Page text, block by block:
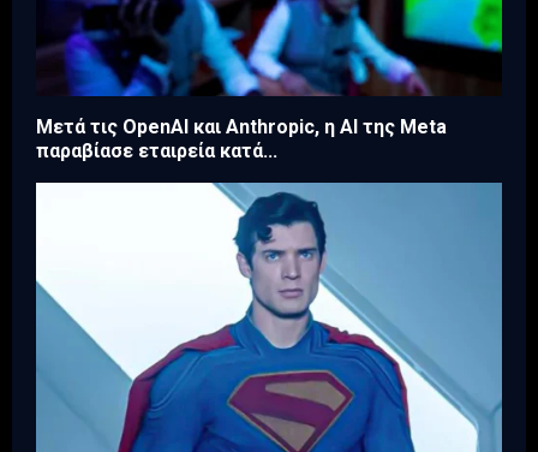
Μετά τις OpenAI και Anthropic, η AI της Meta
παραβίασε εταιρεία κατά...